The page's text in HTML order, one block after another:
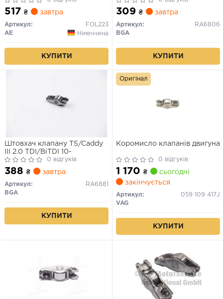
517 ₴ завтра
Артикул:
FOL223
AE
Німеччина
КУПИТИ
309 ₴ завтра
Артикул:
RA6806
BGA
КУПИТИ
Штовхач клапану T5/Caddy
III 2.0 TDI/BiTDI 10-
0 відгуків
388 ₴ завтра
Артикул:
RA6881
BGA
КУПИТИ
Коромисло клапанів двигуна
0 відгуків
1 170 ₴
сьогодні
закінчується
Артикул:
059 109 417J
VAG
КУПИТИ
Оригінал